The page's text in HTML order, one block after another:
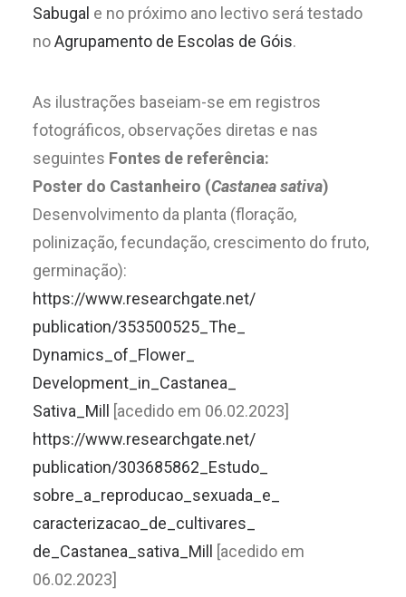
Sabugal e no próximo ano lectivo será testado
noAgrupamento de Escolas de Góis.
As ilustrações baseiam-se em registros
fotográficos, observações diretas e nas
seguintes Fontes de referência:
Poster do Castanheiro (Castanea sativa)
Desenvolvimento da planta (floração,
polinização, fecundação, crescimento do fruto,
germinação):
https://www.researchgate.net/
publication/353500525_The_
Dynamics_of_Flower_
Development_in_Castanea_
Sativa_Mill
[acedido em 06.02.2023]
https://www.researchgate.net/
publication/303685862_Estudo_
sobre_a_reproducao_sexuada_e_
caracterizacao_de_cultivares_
de_Castanea_sativa_Mill
[acedido em
06.02.2023]